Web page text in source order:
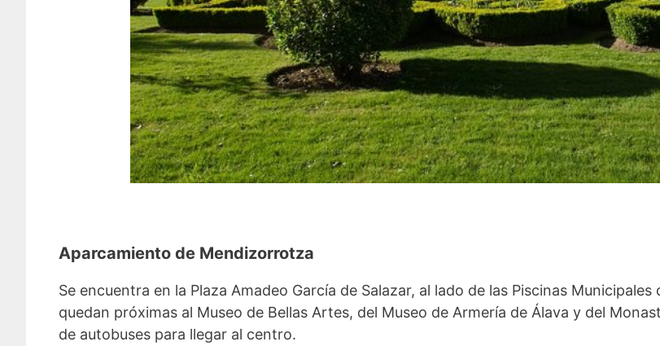
Aparcamiento de Mendizorrotza
Se encuentra en la Plaza Amadeo García de Salazar, al lado de las Piscinas
quedan próximas al Museo de Bellas Artes, del Museo de Armería de Álava y del
de autobuses para llegar al centro.